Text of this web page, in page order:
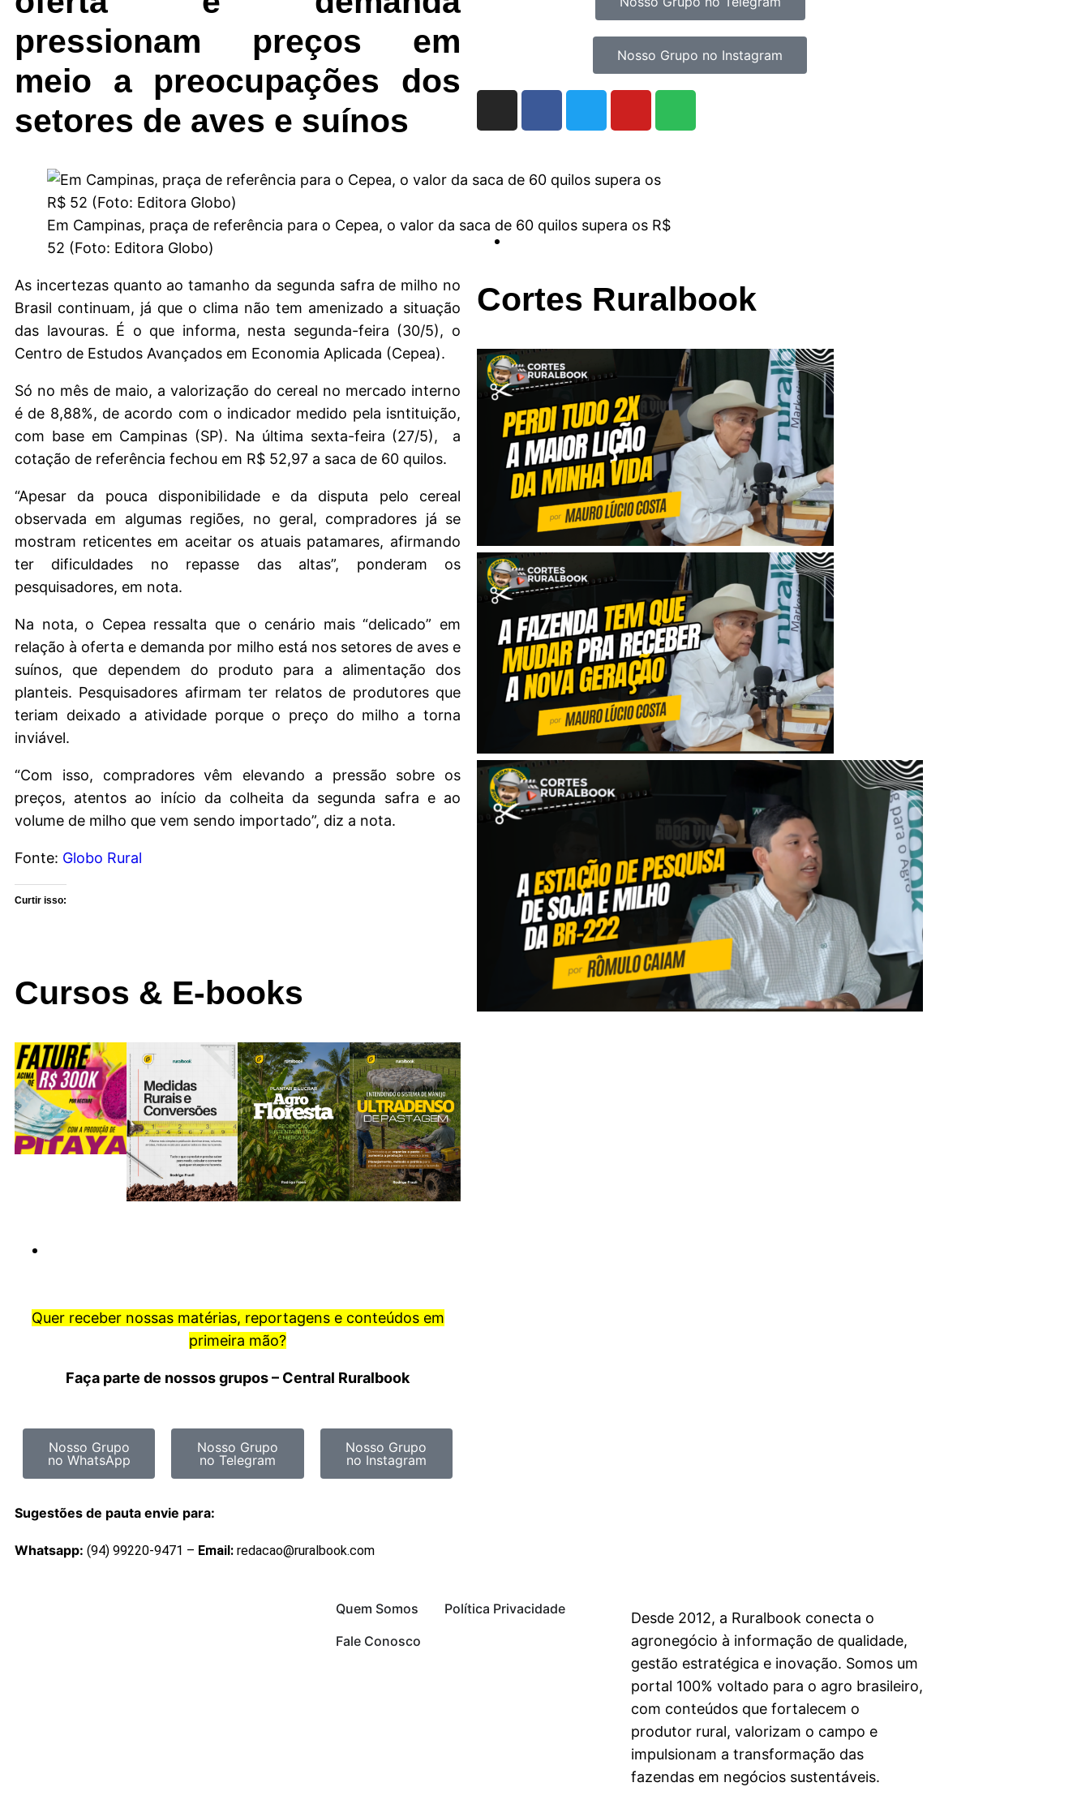
pressionam preços em
meio a preocupações dos
setores de aves e suínos
Em Campinas, praça de referência para o Cepea, o valor da saca de 60 quilos supera os R$
52 (Foto: Editora Globo)
As incertezas quanto ao tamanho da segunda safra de milho no
Brasil continuam, já que o clima não tem amenizado a situação
das lavouras. É o que informa, nesta segunda-feira (30/5), o
Centro de Estudos Avançados em Economia Aplicada (Cepea).
Só no mês de maio, a valorização do cereal no mercado interno
é de 8,88%, de acordo com o indicador medido pela isntituição,
com base em Campinas (SP). Na última sexta-feira (27/5), a
cotação de referência fechou em R$ 52,97 a saca de 60 quilos.
“Apesar da pouca disponibilidade e da disputa pelo cereal
observada em algumas regiões, no geral, compradores já se
mostram reticentes em aceitar os atuais patamares, afirmando
ter dificuldades no repasse das altas”, ponderam os
pesquisadores, em nota.
Na nota, o Cepea ressalta que o cenário mais “delicado” em
relação à oferta e demanda por milho está nos setores de aves e
suínos, que dependem do produto para a alimentação dos
planteis. Pesquisadores afirmam ter relatos de produtores que
teriam deixado a atividade porque o preço do milho a torna
inviável.
“Com isso, compradores vêm elevando a pressão sobre os
preços, atentos ao início da colheita da segunda safra e ao
volume de milho que vem sendo importado”, diz a nota.
Fonte: Globo Rural
Curtir isso:
Cursos & E-books
Quer receber nossas matérias, reportagens e conteúdos em
primeira mão?
Faça parte de nossos grupos – Central Ruralbook
Nosso Grupo
no WhatsApp
Nosso Grupo
no Telegram
Nosso Grupo
no Instagram
Sugestões de pauta envie para:
Whatsapp: (94) 99220-9471 – Email: redacao@ruralbook.com
Nosso Grupo no Instagram
Cortes Ruralbook
Quem Somos
Política Privacidade
Fale Conosco
Desde 2012, a Ruralbook conecta o
agronegócio à informação de qualidade,
gestão estratégica e inovação. Somos um
portal 100% voltado para o agro brasileiro,
com conteúdos que fortalecem o
produtor rural, valorizam o campo e
impulsionam a transformação das
fazendas em negócios sustentáveis.